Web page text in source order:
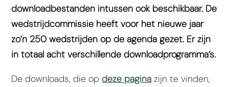
downloadbestanden intussen ook beschikbaar. De
wedstrijdcommissie heeft voor het nieuwe jaar
zo’n 250 wedstrijden op de agenda gezet. Er zijn
in totaal acht verschillende downloadprogramma’s.
De downloads, die op deze pagina zijn te vinden,